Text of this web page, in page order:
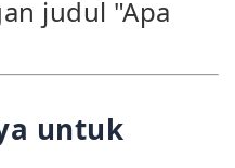
judul "Apa
untuk